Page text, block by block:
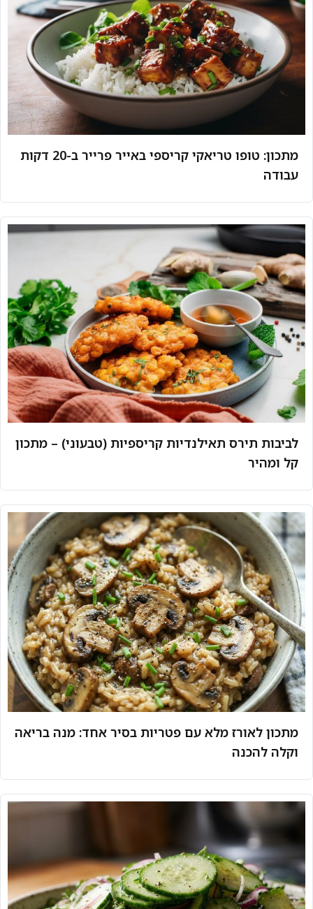
מתכון: טופו טריאקי קריספי באייר פרייר ב-20 דקות
עבודה
לביבות תירס תאילנדיות קריספיות (טבעוני) – מתכון
קל ומהיר
מתכון לאורז מלא עם פטריות בסיר אחד: מנה בריאה
וקלה להכנה